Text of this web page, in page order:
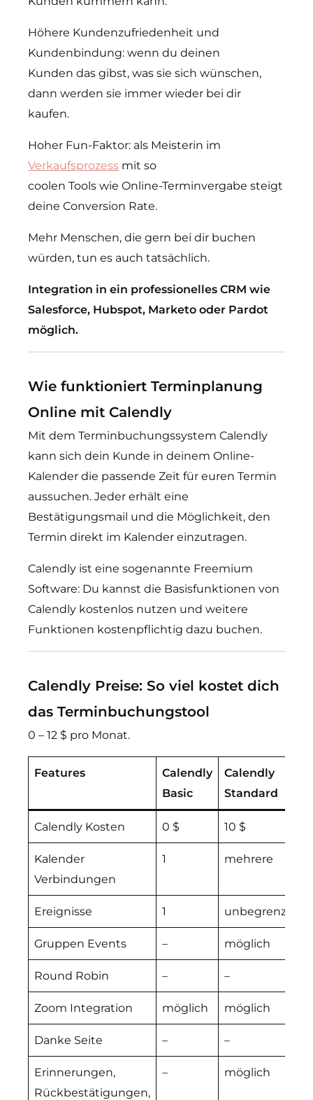
Höhere Kundenzufriedenheit und
Kundenbindung: wenn du deinen
Kunden das gibst, was sie sich wünschen,
dann werden sie immer wieder bei dir
kaufen.
Hoher Fun-Faktor: als Meisterin im
Verkaufsprozess mit so
coolen Tools wie Online-Terminvergabe steigt
deine Conversion Rate.
Mehr Menschen, die gern bei dir buchen
würden, tun es auch tatsächlich.
Integration in ein professionelles CRM wie
Salesforce, Hubspot, Marketo oder Pardot
möglich.
Wie funktioniert Terminplanung
Online mit Calendly
Mit dem Terminbuchungssystem Calendly
kann sich dein Kunde in deinem Online-
Kalender die passende Zeit für euren Termin
aussuchen. Jeder erhält eine
Bestätigungsmail und die Möglichkeit, den
Termin direkt im Kalender einzutragen.
Calendly ist eine sogenannte Freemium
Software: Du kannst die Basisfunktionen von
Calendly kostenlos nutzen und weitere
Funktionen kostenpflichtig dazu buchen.
Calendly Preise: So viel kostet dich
das Terminbuchungstool
0 – 12 $ pro Monat.
Features
Calendly
Basic
Calendly
Standard
Calendly Kosten 0 $ 10 $
Kalender
Verbindungen
1 mehrere
Ereignisse 1 unbegrenzt
Gruppen Events – möglich
Round Robin – –
Zoom Integration möglich möglich
Danke Seite – –
Erinnerungen,
Rückbestätigungen,
– möglich